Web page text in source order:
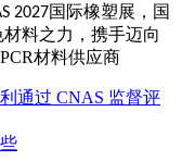
2027国际橡塑展，国
料之力，携手迈向
通过 CNAS 监督评